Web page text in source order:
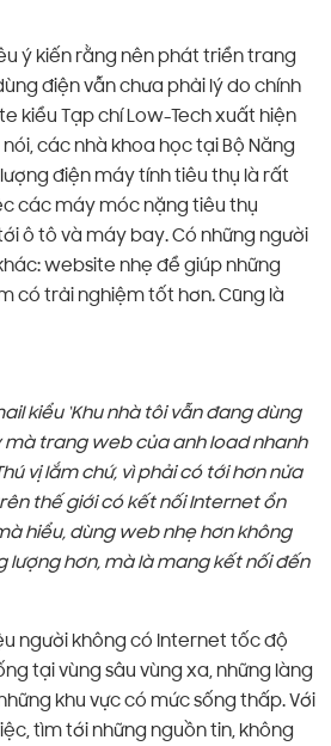
ý kiến rằng nên phát triển trang
điện vẫn chưa phải lý do chính
kiểu Tạp chí Low-Tech xuất hiện
các nhà khoa học tại Bộ Năng
điện máy tính tiêu thụ là rất
các máy móc nặng tiêu thụ
ô tô và máy bay. Có những người
website nhẹ để giúp những
có trải nghiệm tốt hơn. Cũng là
kiểu ‘Khu nhà tôi vẫn đang dùng
trang web của anh load nhanh
vị lắm chứ, vì phải có tới hơn nửa
thế giới có kết nối Internet ổn
hiểu, dùng web nhẹ hơn không
lượng hơn, mà là mang kết nối đến
người không có Internet tốc độ
tại vùng sâu vùng xa, những làng
khu vực có mức sống thấp. Với
tìm tới những nguồn tin, không